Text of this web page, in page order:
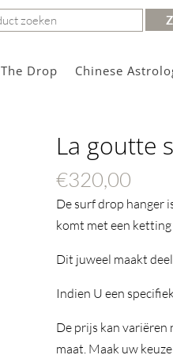
The Drop Chinese
La goutte
€320,00
De surf drop hanger
komt met een ketting
Dit juweel maakt
Indien U een
De prijs kan variëren
maat. Maak uw